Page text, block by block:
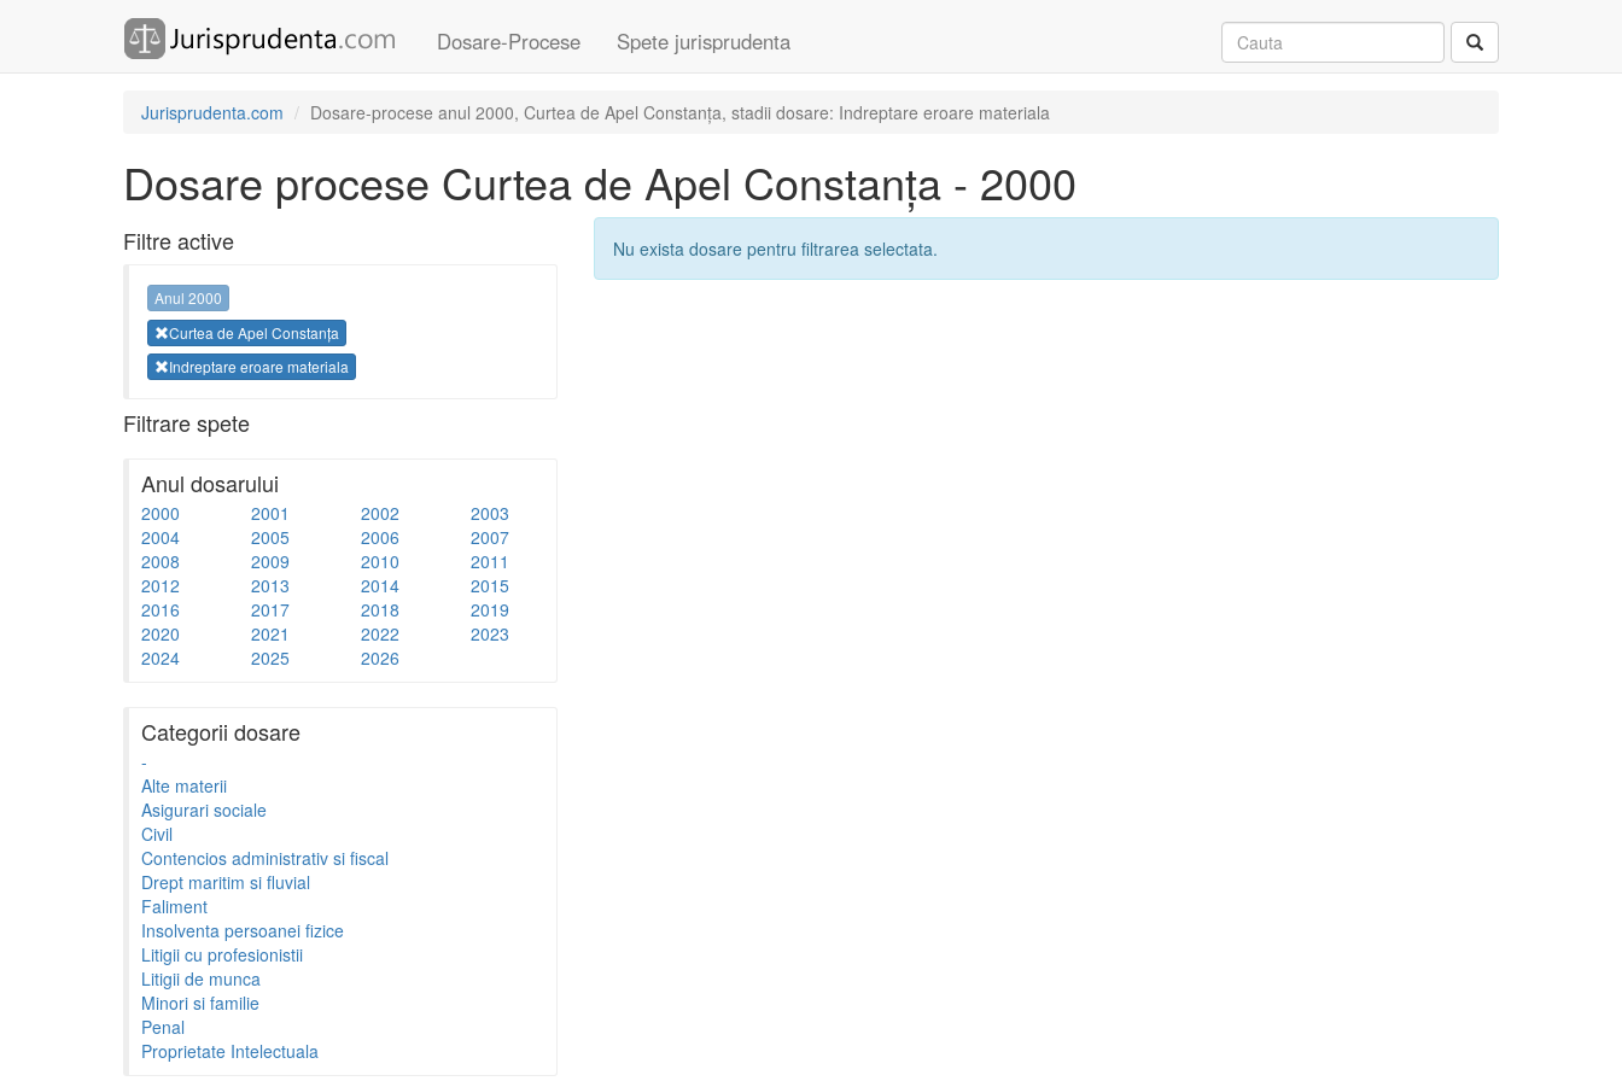
Dosare-Procese Spete jurisprudenta
Jurisprudenta.com Dosare-procese anul 2000, Curtea de Apel Constanța, stadii dosare: Indreptare eroare materiala
Dosare procese Curtea de Apel Constanța - 2000
Filtre active
Anul 2000
Curtea de Apel Constanța
Indreptare eroare materiala
Filtrare spete
Anul dosarului
2000 2001 2002
2003
2004
2005 2006
2007
2008
2009 2010
2011
2012
2013 2014
2015
2016
2017 2018
2019
2020
2021 2022
2023
2024
2025 2026
Categorii dosare
-
Alte materii
Asigurari sociale
Civil
Contencios administrativ si fiscal
Drept maritim si fluvial
Faliment
Insolventa persoanei fizice
Litigii cu profesionistii
Litigii de munca
Minori si familie
Penal
Proprietate Intelectuala
Nu exista dosare pentru filtrarea selectata.